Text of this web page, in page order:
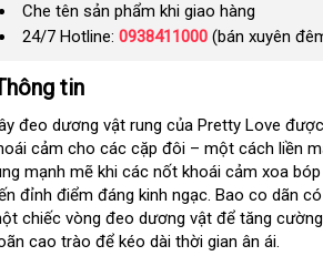
Che tên sản phẩm khi giao hàng
24/7 Hotline: 0938411000(bán xuyên
tin
đeo dương vật rung của Pretty Love
cảm cho các cặp đôi – một cách liền
mạnh mẽ khi các nốt khoái cảm xoa
đỉnh điểm đáng kinh ngạcmiễn
phí
. Bao co dãn
chiếc vòng đeo dương vật để tăng
cao trào để kéo dài thời gian ân ái.